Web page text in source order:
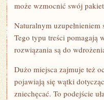
może wzmocnić swój
Naturalnym
Tego typu treści pomagają
rozwiązania są do
Dużo miejsca zajmuje też
pojawiają się wątki
zniechęcać. To podejście